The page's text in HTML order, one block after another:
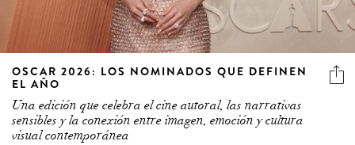
OSCAR 2026: LOS NOMINADOS QUE DEFINEN
EL AÑO
Una edición que celebra el cine autoral, las narrativas
sensibles y la conexión entre imagen, emoción y cultura
visual contemporánea